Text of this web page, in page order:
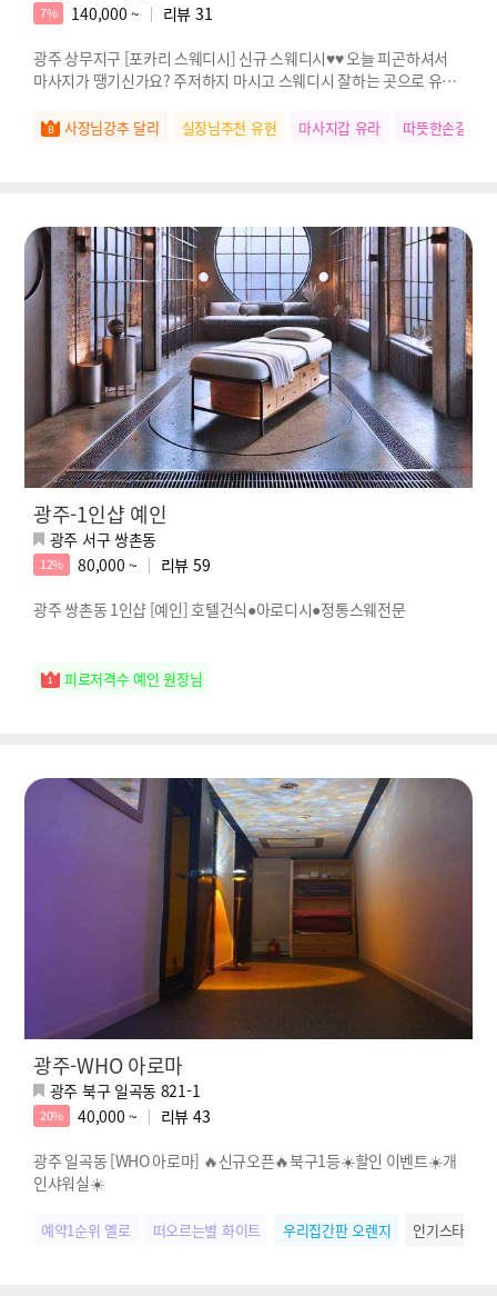
7% 140,000 ~ 리뷰 31
광주 상무지구 [포카리 스웨디시] 신규 스웨디시♥♥ 오늘 피곤하셔서
마사지가 땡기신가요? 주저하지 마시고 스웨디시 잘하는 곳으로 유명
사장님강추 달리 실장님추천 유현 마사지갑 유라 따뜻한손길 예지
광주-1인샵 예인
광주 서구 쌍촌동
12% 80,000 ~ 리뷰 59
광주 쌍촌동 1인샵 [예인] 호텔건식●아로디시●정통스웨전문
피로저격수 예인 원장님
광주-WHO 아로마
광주 북구 일곡동 821-1
20% 40,000 ~ 리뷰 43
광주 일곡동 [WHO 아로마] 🔥신규오픈🔥북구1등☀️할인 이벤트☀️개
인샤워실☀️
예약1순위 옐로 떠오르는별 화이트 우리집간판 오렌지 인기스타 블루